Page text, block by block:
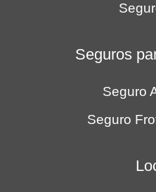
Seguros
Seguro
Seguro